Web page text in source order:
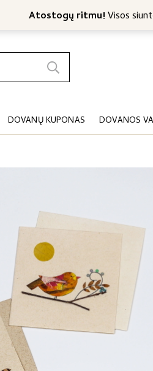
Atostogų ritmu!Visos
Nemokamas siuntimas nuo 45 Eur
DOVANŲ KUPONAS DOVANOS